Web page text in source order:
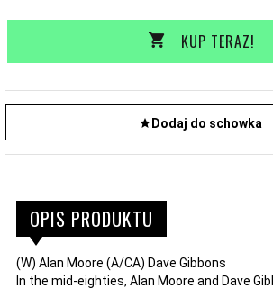
KUP TERAZ!
Dodaj do schowka
OPIS PRODUKTU
(W) Alan Moore (A/CA) Dave Gibbons
In the mid-eighties, Alan Moore and Dave